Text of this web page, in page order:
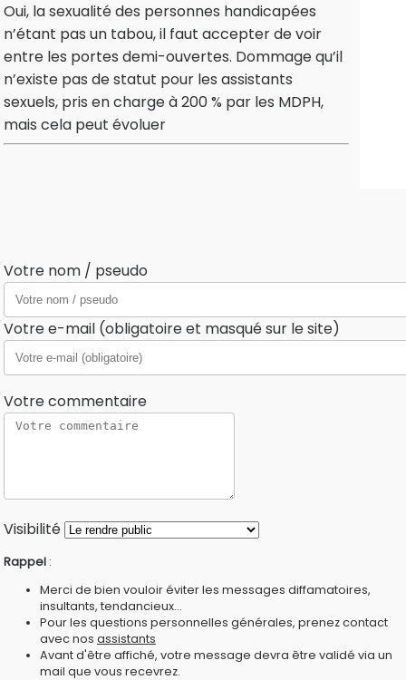
Oui, la sexualité des personnes handicapées
n’étant pas un tabou, il faut accepter de voir
entre les portes demi-ouvertes. Dommage qu’il
n’existe pas de statut pour les assistants
sexuels, pris en charge à 200 % par les MDPH,
mais cela peut évoluer
Votre nom / pseudo
Votre e-mail (obligatoire et masqué sur le site)
Votre commentaire
Visibilité
Rappel :
Merci de bien vouloir éviter les messages diffamatoires,
insultants, tendancieux...
Pour les questions personnelles générales, prenez contact
avec nos assistants
Avant d'être affiché, votre message devra être validé via un
mail que vous recevrez.